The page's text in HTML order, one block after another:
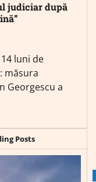
judiciar după
luni de
măsura
Georgescu a
Posts